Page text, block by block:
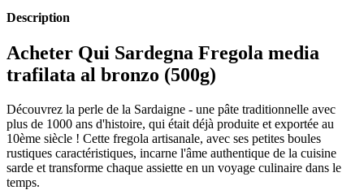
Description
Acheter Qui Sardegna Fregola media
trafilata al bronzo (500g)
Découvrez la perle de la Sardaigne - une pâte traditionnelle avec
plus de 1000 ans d'histoire, qui était déjà produite et exportée au
10ème siècle ! Cette fregola artisanale, avec ses petites boules
rustiques caractéristiques, incarne l'âme authentique de la cuisine
sarde et transforme chaque assiette en un voyage culinaire dans le
temps.